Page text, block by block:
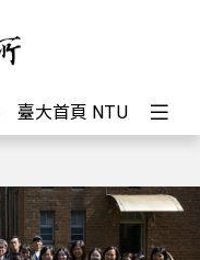
臺大首頁 NTU